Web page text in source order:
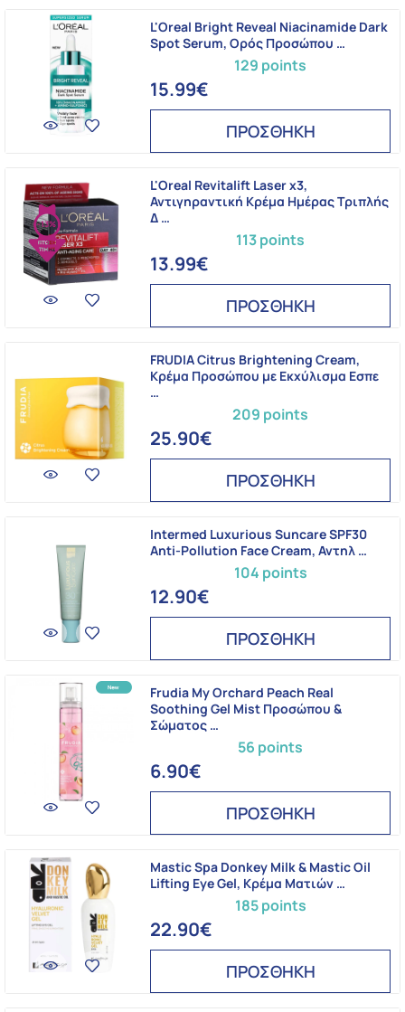
129 points
L'Oreal Bright Reveal Niacinamide Dark
Spot Serum, Ορός Προσώπου …
15.99€
ΠΡΟΣΘΗΚΗ
-13%
113 points
L'Oreal Revitalift Laser x3,
Αντιγηραντική Κρέμα Ημέρας Τριπλής
Δ …
13.99€
ΠΡΟΣΘΗΚΗ
209 points
FRUDIA Citrus Brightening Cream,
Κρέμα Προσώπου με Εκχύλισμα Εσπε
…
25.90€
ΠΡΟΣΘΗΚΗ
104 points
Intermed Luxurious Suncare SPF30
Anti-Pollution Face Cream, Αντηλ …
12.90€
ΠΡΟΣΘΗΚΗ
56 points
Frudia My Orchard Peach Real
Soothing Gel Mist Προσώπου &
Σώματος …
6.90€
ΠΡΟΣΘΗΚΗ
185 points
Mastic Spa Donkey Milk & Mastic Oil
Lifting Eye Gel, Κρέμα Ματιών …
22.90€
ΠΡΟΣΘΗΚΗ